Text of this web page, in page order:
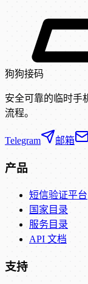
狗狗接码
安全可靠的临时手
流程。
Telegram 邮箱
产品
短信验证平台
国家目录
服务目录
API 文档
支持